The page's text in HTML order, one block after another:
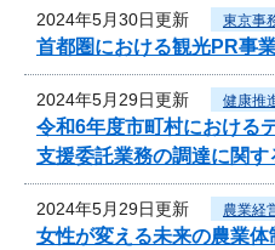
2024年5月30日更新 東京事
首都圏における観光PR事
2024年5月29日更新 健康推
令和6年度市町村における
支援委託業務の調達に関
2024年5月29日更新 農業経
女性が変える未来の農業